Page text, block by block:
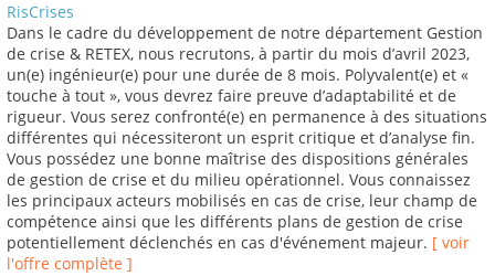
RisCrises
Dans le cadre du développement de notre département Gestion
de crise & RETEX, nous recrutons, à partir du mois d’avril 2023,
un(e) ingénieur(e) pour une durée de 8 mois. Polyvalent(e) et «
touche à tout », vous devrez faire preuve d’adaptabilité et de
rigueur. Vous serez confronté(e) en permanence à des situations
différentes qui nécessiteront un esprit critique et d’analyse fin.
Vous possédez une bonne maîtrise des dispositions générales
de gestion de crise et du milieu opérationnel. Vous connaissez
les principaux acteurs mobilisés en cas de crise, leur champ de
compétence ainsi que les différents plans de gestion de crise
potentiellement déclenchés en cas d'événement majeur. [ voir
l'offre complète ]